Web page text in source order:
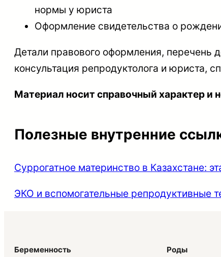
нормы у юриста
Оформление свидетельства о
Детали правового оформления, перечень
консультация репродуктолога и юриста,
Материал носит справочный характер и
Полезные внутренние
Суррогатное материнство в Казахстане:
ЭКО и вспомогательные репродуктивные
Беременность Роды